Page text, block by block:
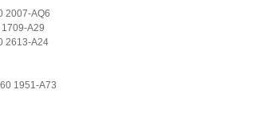
2007-AQ6
A29
2613-A24
1951-A73